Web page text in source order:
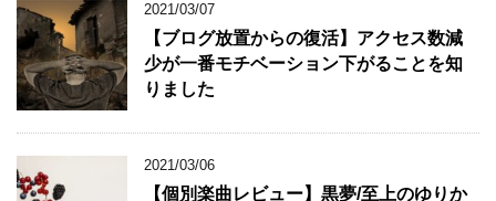
2021/03/07
【ブログ放置からの復活】アクセス数減
少が一番モチベーション下がることを知
りました
2021/03/06
【個別楽曲レビュー】黒夢/至上のゆりか